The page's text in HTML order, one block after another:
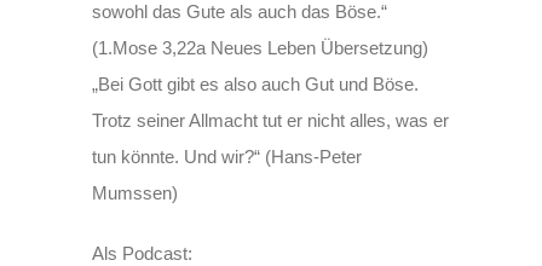
sowohl das Gute als auch das Böse.“
(1.Mose 3,22a Neues Leben Übersetzung)
„Bei Gott gibt es also auch Gut und Böse.
Trotz seiner Allmacht tut er nicht alles, was er
tun könnte. Und wir?“ (Hans-Peter
Mumssen)
Als Podcast: